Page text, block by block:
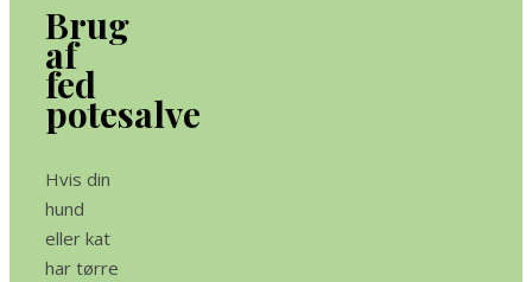
Brug
af
fed
potesalve
Hvis din
hund
eller kat
har tørre